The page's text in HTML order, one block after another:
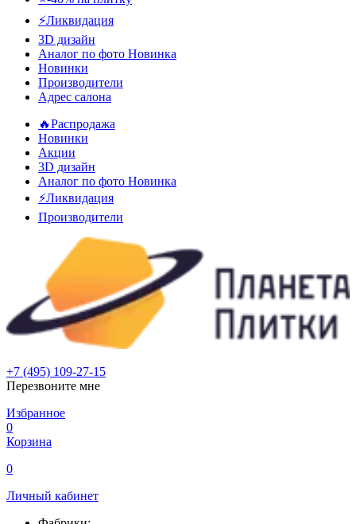
⚡️Ликвидация
3D дизайн
Аналог по фото Новинка
Новинки
Производители
Адрес салона
🔥Распродажа
Новинки
Акции
3D дизайн
Аналог по фото Новинка
⚡Ликвидация
Производители
+7 (495) 109-27-15
Перезвоните мне
Избранное
0
Корзина
0
Личный кабинет